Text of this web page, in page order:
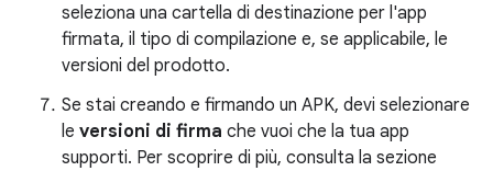
seleziona una cartella di destinazione per l'app
firmata, il tipo di compilazione e, se applicabile, le
versioni del prodotto.
Se stai creando e firmando un APK, devi selezionare
le versioni di firma che vuoi che la tua app
supporti. Per scoprire di più, consulta la sezione